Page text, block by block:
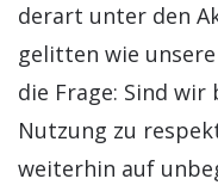
derart unter den
gelitten wie
die Frage: Sind
Nutzung zu
weiterhin auf